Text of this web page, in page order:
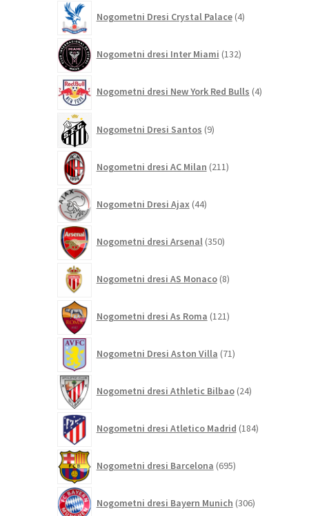
Nogometni Dresi Crystal Palace 4izdelki
Nogometni dresi Inter Miami 132izdelkov
Nogometni dresi New York Red Bulls 4izdelki
Nogometni Dresi Santos 9izdelkov
Nogometni dresi AC Milan 211izdelkov
Nogometni Dresi Ajax 44izdelkov
Nogometni dresi Arsenal 350izdelkov
Nogometni dresi AS Monaco 8izdelkov
Nogometni dresi As Roma 121izdelkov
Nogometni Dresi Aston Villa 71izdelkov
Nogometni dresi Athletic Bilbao 24izdelkov
Nogometni dresi Atletico Madrid 184izdelkov
Nogometni dresi Barcelona 695izdelkov
Nogometni dresi Bayern Munich 306izdelkov